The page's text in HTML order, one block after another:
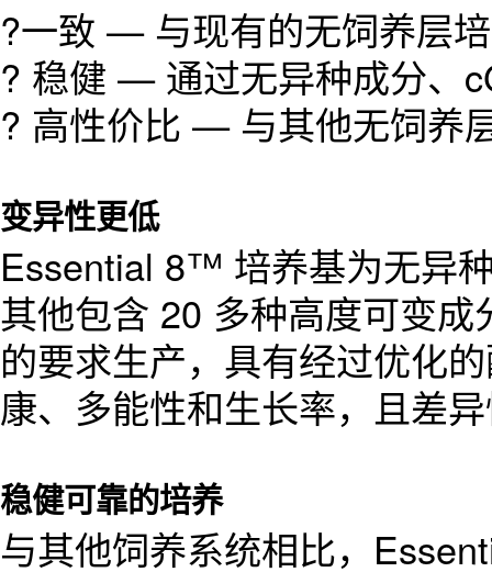
?一致 — 与现有的无饲养层
? 稳健 — 通过无异种成分、
? 高性价比 — 与其他无饲养
变异性更低
Essential 8™ 培养基为无异
其他包含 20 多种高度可变
的要求生产，具有经过优化
康、多能性和生长率，且差
稳健可靠的培养
与其他饲养系统相比，